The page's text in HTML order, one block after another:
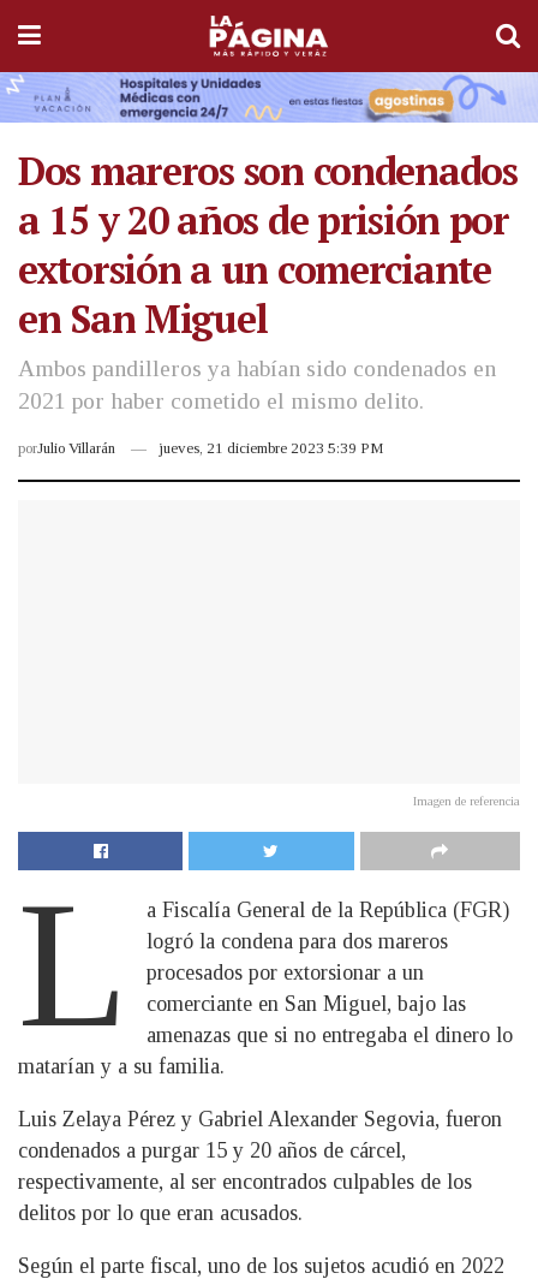
Dos mareros son condenados
a 15 y 20 años de prisión por
extorsión a un comerciante
en San Miguel
Ambos pandilleros ya habían sido condenados en
2021 por haber cometido el mismo delito.
porJulio Villarán jueves, 21 diciembre 2023 5:39 PM
Imagen de referencia
L
a Fiscalía General de la República (FGR)
logró la condena para dos mareros
procesados por extorsionar a un
comerciante en San Miguel, bajo las
amenazas que si no entregaba el dinero lo
matarían y a su familia.
Luis Zelaya Pérez y Gabriel Alexander Segovia, fueron
condenados a purgar 15 y 20 años de cárcel,
respectivamente, al ser encontrados culpables de los
delitos por lo que eran acusados.
Según el parte fiscal, uno de los sujetos acudió en 2022